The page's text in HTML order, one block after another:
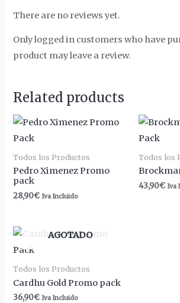
There are no reviews yet.
Only logged in customers who have
product may leave a review.
Related products
Todos los Productos
Pedro Ximenez Promo
pack
28,90€ Iva Incluido
Todos los
43,90€ Iva
AGOTADO
Todos los Productos
Cardhu Gold Promo pack
36,90€ Iva Incluido